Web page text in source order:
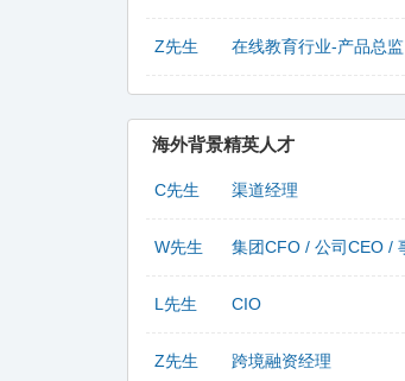
Z先生 在线教育行业-产品总监
海外背景精英人才
C先生 渠道经理
W先生
L先生 CIO
Z先生 跨境融资经理